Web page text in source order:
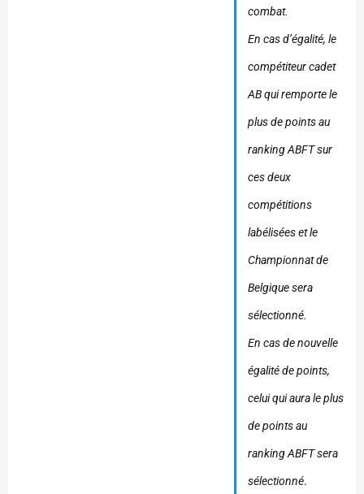
combat.
En cas d’égalité, le
compétiteur cadet
AB qui remporte le
plus de points au
ranking ABFT sur
ces deux
compétitions
labélisées et le
Championnat de
Belgique sera
sélectionné.
En cas de nouvelle
égalité de points,
celui qui aura le plus
de points au
ranking ABFT sera
sélectionné.